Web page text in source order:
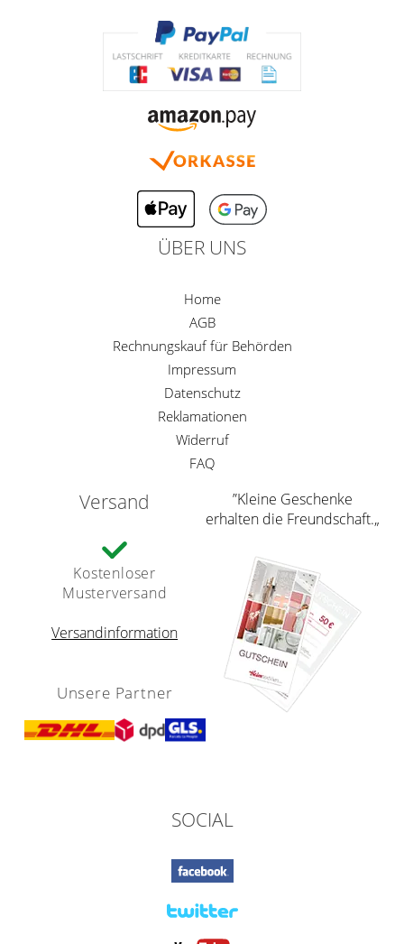
ÜBER UNS
Home
AGB
Rechnungskauf für Behörden
Impressum
Datenschutz
Reklamationen
Widerruf
FAQ
Versand
Kostenloser
Musterversand
Versandinformation
Unsere Partner
”Kleine Geschenke
erhalten die Freundschaft.„
SOCIAL